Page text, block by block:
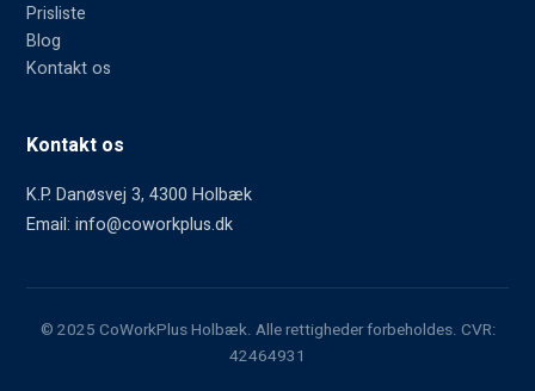
Prisliste
Blog
Kontakt os
Kontakt os
K.P. Danøsvej 3, 4300 Holbæk
Email: info@coworkplus.dk
© 2025 CoWorkPlus Holbæk. Alle rettigheder forbeholdes. CVR:
42464931